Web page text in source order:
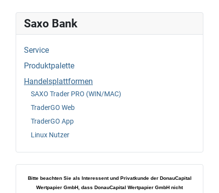
Saxo Bank
Service
Produktpalette
Handelsplattformen
SAXO Trader PRO (WIN/MAC)
TraderGO Web
TraderGO App
Linux Nutzer
Bitte beachten Sie als Interessent und Privatkunde der DonauCapital
Wertpapier GmbH, dass DonauCapital Wertpapier GmbH nicht